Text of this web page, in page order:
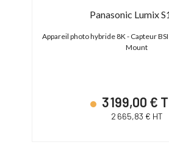
Panasonic Lumix
Appareil photo hybride 8K - Capteur
Mount
3 199,00 €
2 665,83 € HT